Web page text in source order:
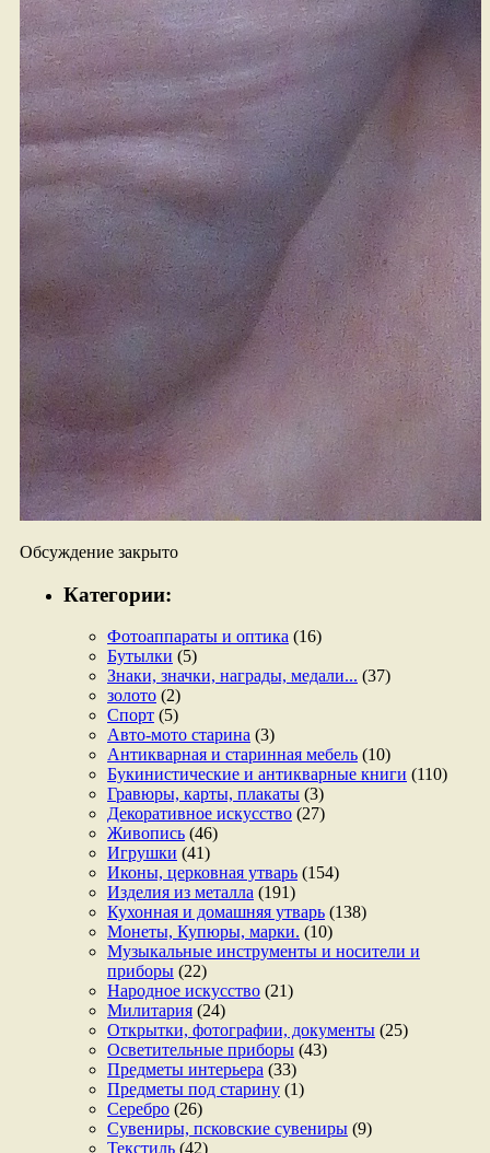
Обсуждение закрыто
Категории:
Фотоаппараты и оптика (16)
Бутылки (5)
Знаки, значки, награды, медали... (37)
золото (2)
Спорт (5)
Авто-мото старина (3)
Антикварная и старинная мебель (10)
Букинистические и антикварные книги (110)
Гравюры, карты, плакаты (3)
Декоративное искусство (27)
Живопись (46)
Игрушки (41)
Иконы, церковная утварь (154)
Изделия из металла (191)
Кухонная и домашняя утварь (138)
Монеты, Купюры, марки. (10)
Музыкальные инструменты и носители и
приборы (22)
Народное искусство (21)
Милитария (24)
Открытки, фотографии, документы (25)
Осветительные приборы (43)
Предметы интерьера (33)
Предметы под старину (1)
Серебро (26)
Сувениры, псковские сувениры (9)
Текстиль (42)